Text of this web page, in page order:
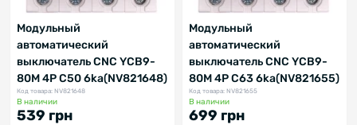
Модульный
автоматический
выключатель CNC YCB9-
80M 4P C50 6ka(NV821648)
Код товара: NV821648
В наличии
539 грн
Модульный
автоматический
выключатель CNC YCB9-
80M 4P C63 6ka(NV821655)
Код товара: NV821655
В наличии
699 грн